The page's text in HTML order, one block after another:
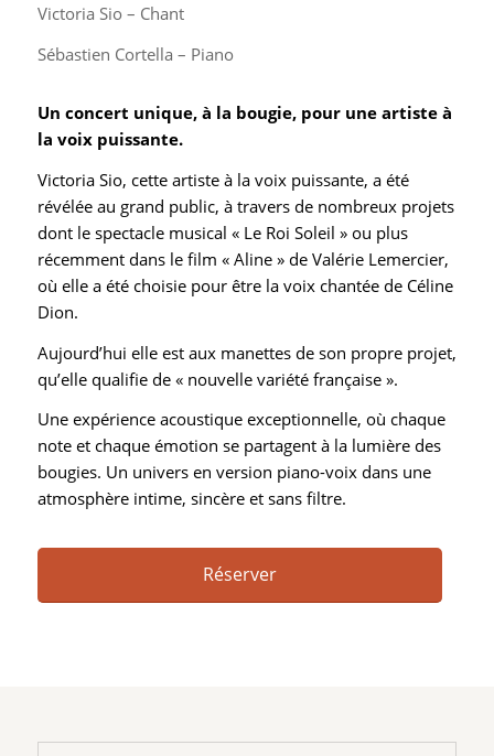
Victoria Sio – Chant
Sébastien Cortella – Piano
Un concert unique, à la bougie, pour une artiste à
la voix puissante.
Victoria Sio, cette artiste à la voix puissante, a été
révélée au grand public, à travers de nombreux projets
dont le spectacle musical « Le Roi Soleil » ou plus
récemment dans le film « Aline » de Valérie Lemercier,
où elle a été choisie pour être la voix chantée de Céline
Dion.
Aujourd’hui elle est aux manettes de son propre projet,
qu’elle qualifie de « nouvelle variété française ».
Une expérience acoustique exceptionnelle, où chaque
note et chaque émotion se partagent à la lumière des
bougies. Un univers en version piano-voix dans une
atmosphère intime, sincère et sans filtre.
Réserver